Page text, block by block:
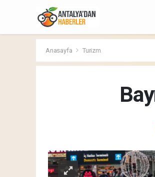
Anasayfa Turizm